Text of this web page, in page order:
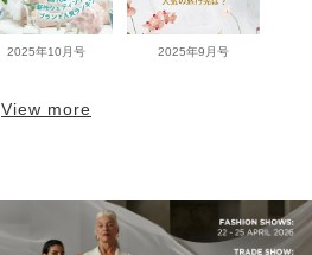
2025年10月号 2025年9月号
View more